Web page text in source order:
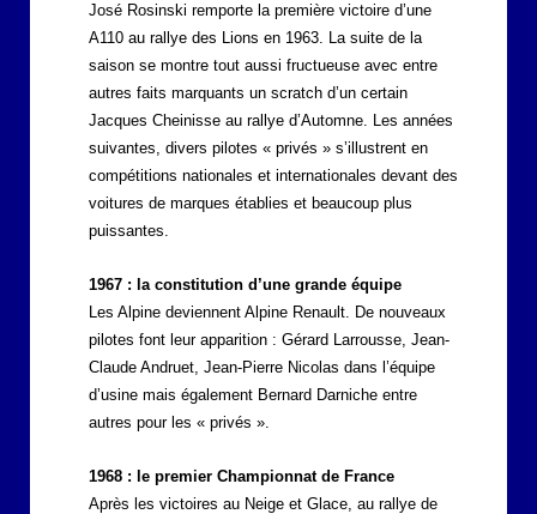
José Rosinski remporte la première victoire d’une
A110 au rallye des Lions en 1963. La suite de la
saison se montre tout aussi fructueuse avec entre
autres faits marquants un scratch d’un certain
Jacques Cheinisse au rallye d’Automne. Les années
suivantes, divers pilotes « privés » s’illustrent en
compétitions nationales et internationales devant des
voitures de marques établies et beaucoup plus
puissantes.
1967 : la constitution d’une grande équipe
Les Alpine deviennent Alpine Renault. De nouveaux
pilotes font leur apparition : Gérard Larrousse, Jean-
Claude Andruet, Jean-Pierre Nicolas dans l’équipe
d’usine mais également Bernard Darniche entre
autres pour les « privés ».
1968 : le premier Championnat de France
Après les victoires au Neige et Glace, au rallye de